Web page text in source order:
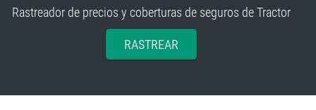
Rastreador de precios y coberturas de seguros de Tractor
RASTREAR